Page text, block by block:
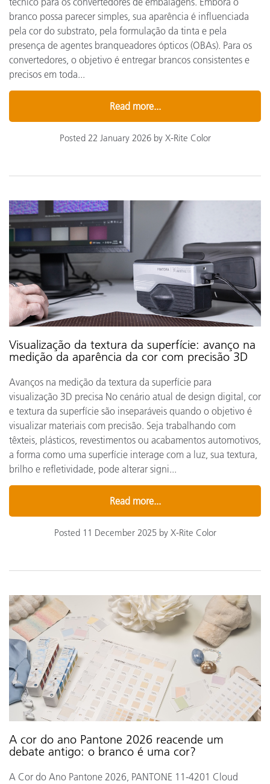
branco possa parecer simples, sua aparência é influenciada
pela cor do substrato, pela formulação da tinta e pela
presença de agentes branqueadores ópticos (OBAs). Para os
convertedores, o objetivo é entregar brancos consistentes e
precisos em toda...
Read more...
Posted 22 January 2026 by X-Rite Color
Visualização da textura da superfície: avanço na
medição da aparência da cor com precisão 3D
Avanços na medição da textura da superfície para
visualização 3D precisa No cenário atual de design digital, cor
e textura da superfície são inseparáveis quando o objetivo é
visualizar materiais com precisão. Seja trabalhando com
têxteis, plásticos, revestimentos ou acabamentos automotivos,
a forma como uma superfície interage com a luz, sua textura,
brilho e refletividade, pode alterar signi...
Read more...
Posted 11 December 2025 by X-Rite Color
A cor do ano Pantone 2026 reacende um
debate antigo: o branco é uma cor?
A Cor do Ano Pantone 2026, PANTONE 11-4201 Cloud